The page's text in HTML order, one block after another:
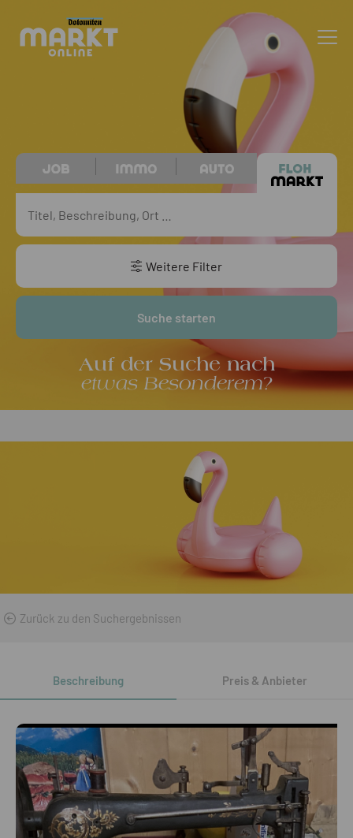
Auf der Suche nach
etwas Besonderem?
Weitere Filter
Suche starten
Zurück zu den Suchergebnissen
Beschreibung Preis & Anbieter